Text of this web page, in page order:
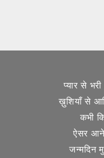
प्यार से
ख़ुशियाँ से
कभी
ऐसर
जन्मदिन